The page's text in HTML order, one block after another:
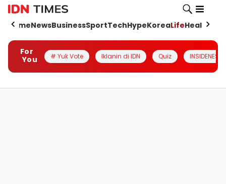
HomeNewsBusinessSportTechHypeKoreaLifeHealth
For
You
# Yuk Vote Iklanin di IDN Quiz INSIDENESIA